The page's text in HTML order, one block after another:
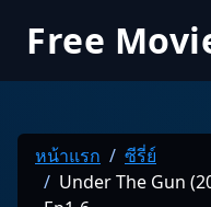
Free
หน้าแรก
ซีรี่ย์
Under The Gun